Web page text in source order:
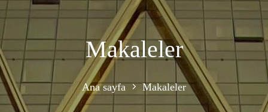
Makaleler
Ana sayfa Makaleler